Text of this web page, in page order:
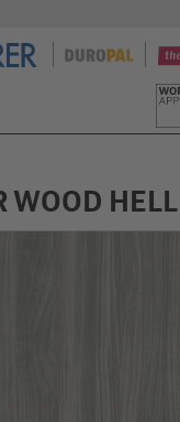
WOOD HELL